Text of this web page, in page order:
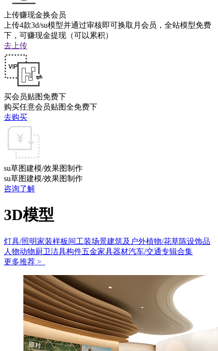
上传赚现金换会员
上传4款3d/su模型并通过审核即可换取月会员，全站模型免费
下，可赚现金提现（可以累积）
去上传
买会员贴图免费下
购买任意会员贴图全免费下
去购买
su草图建模/效果图制作
su草图建模/效果图制作
咨询了解
3D模型
灯具/照明家装样板间工装场景建筑及户外植物/花草陈设饰品
人物动物厨卫洁具构件五金家具器材汽车/交通专辑合集
更多推荐 >